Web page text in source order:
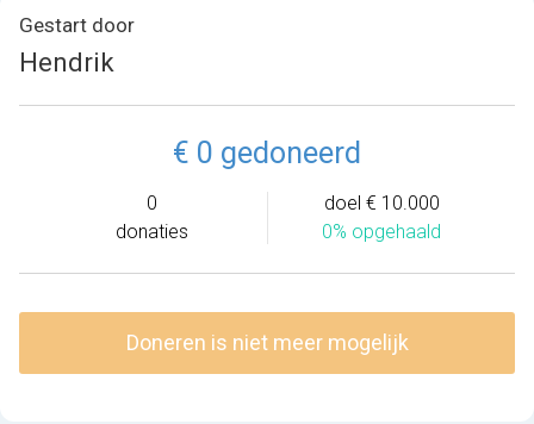
Gestart door
Hendrik
€ 0 gedoneerd
0
donaties
doel € 10.000
0% opgehaald
Doneren is niet meer mogelijk